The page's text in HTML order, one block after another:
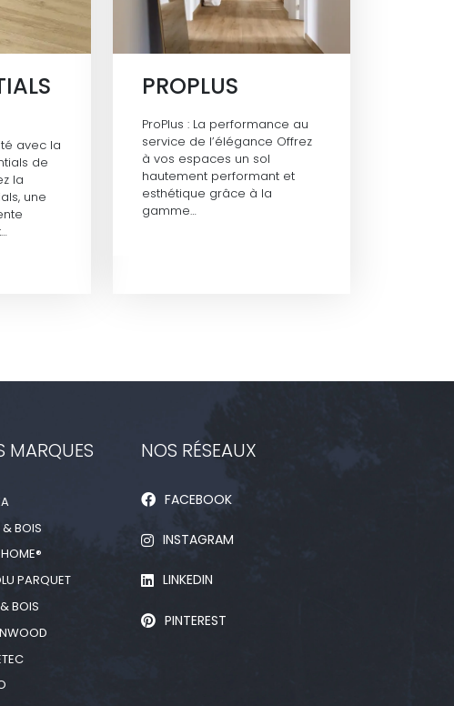
avec la
de
la
une
PROPLUS
ProPlus : La performance au
service de l’élégance Offrez
à vos espaces un sol
hautement performant et
esthétique grâce à la
gamme…
MARQUES
& BOIS
PARQUET
BOIS
NOS RÉSEAUX
FACEBOOK
INSTAGRAM
LINKEDIN
PINTEREST